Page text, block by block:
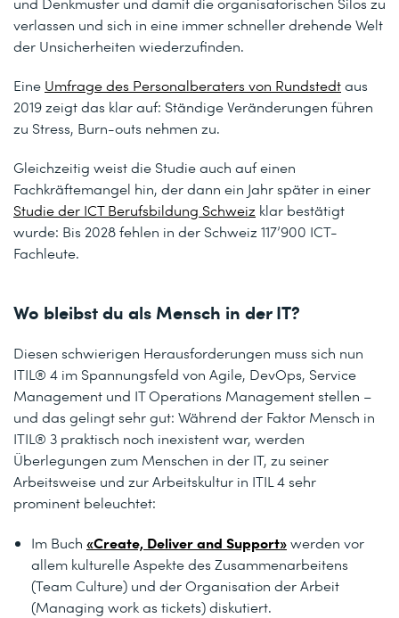
verlassen und sich in eine immer schneller drehende Welt
der Unsicherheiten wiederzufinden.
Eine Umfrage des Personalberaters von Rundstedtaus
2019 zeigt das klar auf: Ständige Veränderungen führen
zu Stress, Burn-outs nehmen zu.
Gleichzeitig weist die Studie auch auf einen
Fachkräftemangel hin, der dann ein Jahr später in einer
Studie der ICT Berufsbildung Schweiz klar bestätigt
wurde: Bis 2028 fehlen in der Schweiz 117’900 ICT-
Fachleute.
Wo bleibst du als Mensch in der IT?
Diesen schwierigen Herausforderungen muss sich nun
ITIL® 4 im Spannungsfeld von Agile, DevOps, Service
Management und IT Operations Management stellen –
und das gelingt sehr gut: Während der Faktor Mensch in
ITIL® 3 praktisch noch inexistent war, werden
Überlegungen zum Menschen in der IT, zu seiner
Arbeitsweise und zur Arbeitskultur in ITIL 4 sehr
prominent beleuchtet:
Im Buch «Create, Deliver and Support»werden vor
allem kulturelle Aspekte des Zusammenarbeitens
(Team Culture) und der Organisation der Arbeit
(Managing work as tickets) diskutiert.